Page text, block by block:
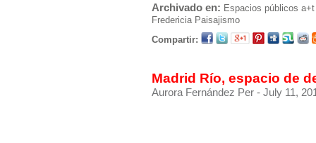
Archivado en: Espacios públicos a+t
Fredericia Paisajismo
Compartir:
Madrid Río, espacio de
Aurora Fernández Per - July 11,